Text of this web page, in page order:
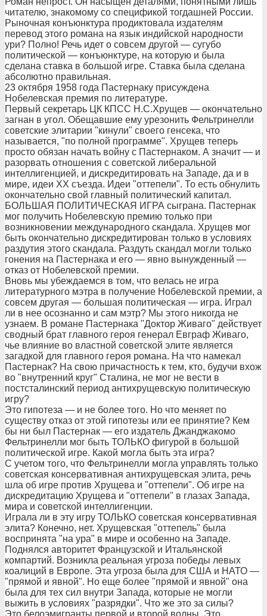
читателю, знакомому со спецификой тогдашней России.
Рыночная конъюнктура продиктовала издателям
перевод этого романа на язык индийской народности
ури? Полно! Речь идет о совсем другой — сугубо
политической — конъюнктуре, на которую и была
сделана ставка в большой игре. Ставка была сделана
абсолютно правильная.
23 октября 1958 года Пастернаку присуждена
Нобелевская премия по литературе.
Первый секретарь ЦК КПСС Н.С.Хрущев — окончательно
загнан в угол. Обещавшие ему урезонить Фельтринелли
советские элитарии "кинули" своего генсека, что
называется, "по полной программе". Хрущев теперь
просто обязан начать войну с Пастернаком. А значит — и
разорвать отношения с советской либеральной
интеллигенцией, и дискредитировать на Западе, да и в
мире, идеи ХХ съезда. Идеи "оттепели". То есть обнулить
окончательно свой главный политический капитал.
БОЛЬШАЯ ПОЛИТИЧЕСКАЯ ИГРА сыграна. Пастернак
мог получить Нобелевскую премию только при
возникновении международного скандала. Хрущев мог
быть окончательно дискредитирован только в условиях
раздутия этого скандала. Раздуть скандал могли только
гонения на Пастернака и его — явно вынужденный —
отказ от Нобелевской премии.
Вновь мы убеждаемся в том, что велась не игра
литературного мэтра в получение Нобелевской премии, а
совсем другая — большая политическая — игра. Играл
ли в нее осознанно и сам мэтр? Мы этого никогда не
узнаем. В романе Пастернака "Доктор Живаго" действует
сводный брат главного героя генерал Евграф Живаго,
чье влияние во властной советской элите является
загадкой для главного героя романа. На что намекал
Пастернак? На свою причастность к тем, кто, будучи вхож
во "внутренний круг" Сталина, не мог не вести в
постсталинский период антихрущевскую политическую
игру?
Это гипотеза — и не более того. Но что меняет по
существу отказ от этой гипотезы или ее принятие? Кем
бы ни был Пастернак — его издатель Джанджакомо
Фельтринелли мог быть ТОЛЬКО фигурой в большой
политической игре. Какой могла быть эта игра?
С учетом того, что Фельтринелли могла управлять только
советская консервативная антихрущевская элита, речь
шла об игре против Хрущева и "оттепели". Об игре на
дискредитацию Хрущева и "оттепели" в глазах Запада,
мира и советской интеллигенции.
Играла ли в эту игру ТОЛЬКО советская консервативная
элита? Конечно, нет. Хрущевская "оттепель" была
воспринята "на ура" в мире и особенно на Западе.
Поднялся авторитет Французской и Итальянской
компартий. Возникла реальная угроза победы левых
коалиций в Европе. Эта угроза была для США и НАТО —
"прямой и явной". Но еще более "прямой и явной" она
была для тех сил внутри Запада, которые не могли
выжить в условиях "разрядки". Что же это за силы?
Это белоэмигранты первой и второй волны. Это